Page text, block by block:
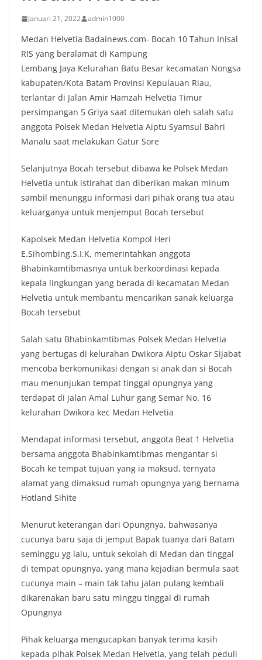
Januari 21, 2022 admin1000
Medan Helvetia Badainews.com- Bocah 10 Tahun Inisal
RIS yang beralamat di Kampung
Lembang Jaya Kelurahan Batu Besar kecamatan Nongsa
kabupaten/Kota Batam Provinsi Kepulauan Riau,
terlantar di Jalan Amir Hamzah Helvetia Timur
persimpangan 5 Griya saat ditemukan oleh salah satu
anggota Polsek Medan Helvetia Aiptu Syamsul Bahri
Manalu saat melakukan Gatur Sore
Selanjutnya Bocah tersebut dibawa ke Polsek Medan
Helvetia untuk istirahat dan diberikan makan minum
sambil menunggu informasi dari pihak orang tua atau
keluarganya untuk menjemput Bocah tersebut
Kapolsek Medan Helvetia Kompol Heri
E.Sihombing.S.I.K, memerintahkan anggota
Bhabinkamtibmasnya untuk berkoordinasi kepada
kepala lingkungan yang berada di kecamatan Medan
Helvetia untuk membantu mencarikan sanak keluarga
Bocah tersebut
Salah satu Bhabinkamtibmas Polsek Medan Helvetia
yang bertugas di kelurahan Dwikora Aiptu Oskar Sijabat
mencoba berkomunikasi dengan si anak dan si Bocah
mau menunjukan tempat tinggal opungnya yang
terdapat di jalan Amal Luhur gang Semar No. 16
kelurahan Dwikora kec Medan Helvetia
Mendapat informasi tersebut, anggota Beat 1 Helvetia
bersama anggota Bhabinkamtibmas mengantar si
Bocah ke tempat tujuan yang ia maksud, ternyata
alamat yang dimaksud rumah opungnya yang bernama
Hotland Sihite
Menurut keterangan dari Opungnya, bahwasanya
cucunya baru saja di jemput Bapak tuanya dari Batam
seminggu yg lalu, untuk sekolah di Medan dan tinggal
di tempat opungnya, yang mana kejadian bermula saat
cucunya main – main tak tahu jalan pulang kembali
dikarenakan baru satu minggu tinggal di rumah
Opungnya
Pihak keluarga mengucapkan banyak terima kasih
kepada pihak Polsek Medan Helvetia, yang telah peduli